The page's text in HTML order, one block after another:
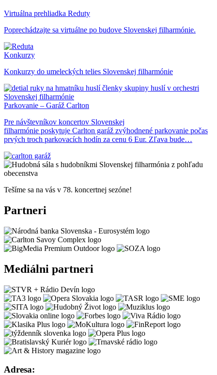
Virtuálna prehliadka Reduty
Poprechádzajte sa virtuálne po budove Slovenskej filharmónie.
Konkurzy
Konkurzy do umeleckých telies Slovenskej filharmónie
Parkovanie – Garáž Carlton
Pre návštevníkov koncertov Slovenskej
filharmónie poskytuje Carlton garáž zvýhodnené parkovanie počas
prvých troch parkovacích hodín za cenu 6 Eur. Zľava bude…
Tešíme sa na vás v 78. koncertnej sezóne!
Partneri
Mediálni partneri
Adresa: